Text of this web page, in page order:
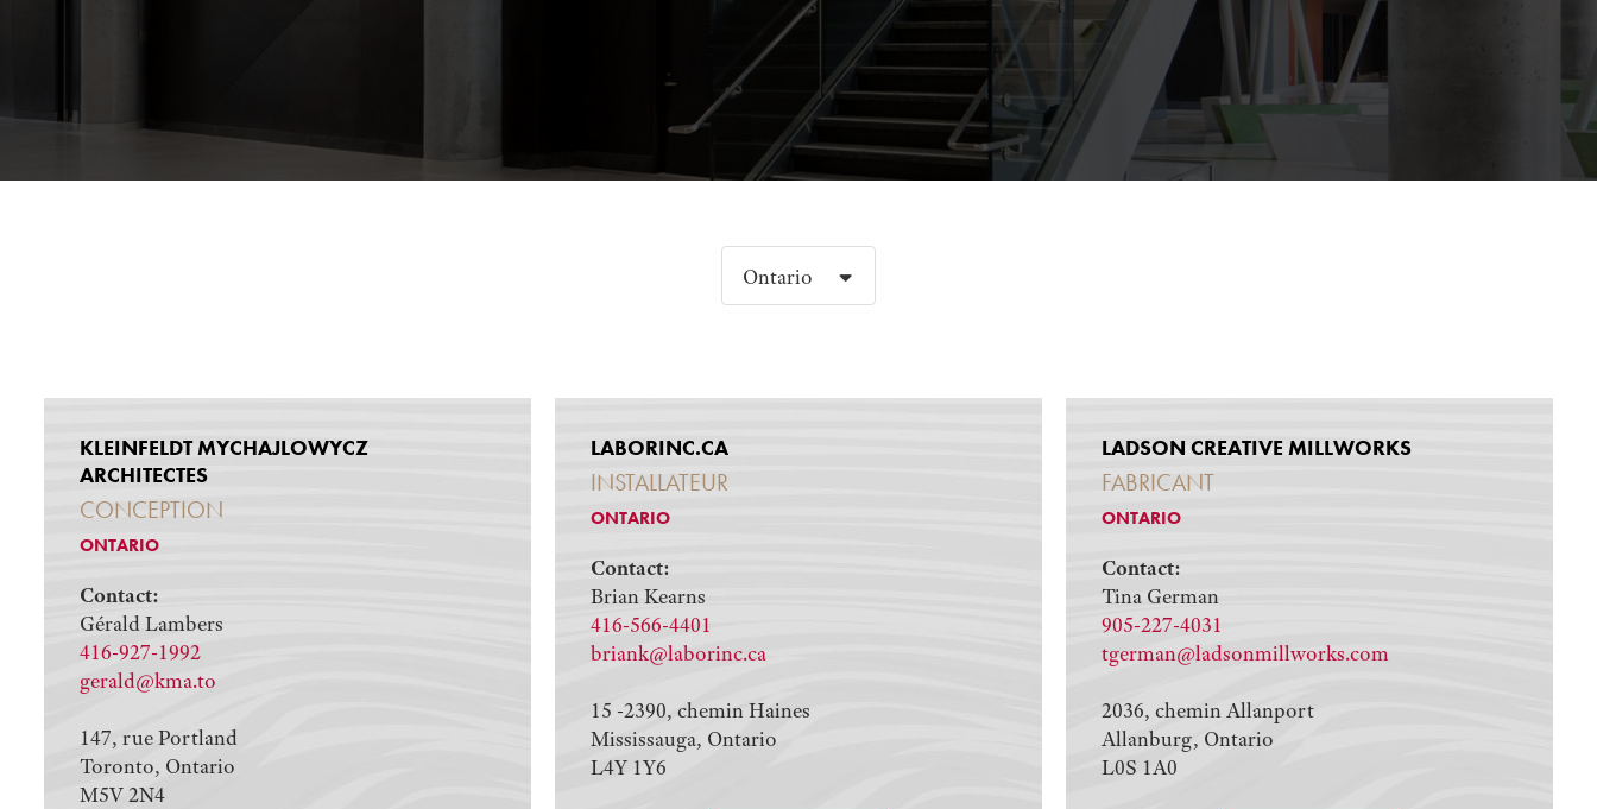
Ontario
KLEINFELDT MYCHAJLOWYCZ
ARCHITECTES
CONCEPTION
ONTARIO
Contact:
Gérald Lambers
416-927-1992
gerald@kma.to
147, rue Portland
Toronto, Ontario
M5V 2N4
LABORINC.CA
INSTALLATEUR
ONTARIO
Contact:
Brian Kearns
416-566-4401
briank@laborinc.ca
15 -2390, chemin Haines
Mississauga, Ontario
L4Y 1Y6
LADSON CREATIVE MILLWORKS
FABRICANT
ONTARIO
Contact:
Tina German
905-227-4031
tgerman@ladsonmillworks.com
2036, chemin Allanport
Allanburg, Ontario
L0S 1A0